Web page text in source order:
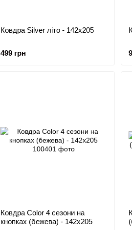
Ковдра Silver літо - 142x205
499 грн
Ковдра Color 4 сезони на
кнопках (бежева) - 142x205